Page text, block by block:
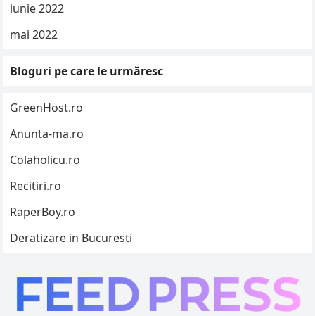
iunie 2022
mai 2022
Bloguri pe care le urmăresc
GreenHost.ro
Anunta-ma.ro
Colaholicu.ro
Recitiri.ro
RaperBoy.ro
Deratizare in Bucuresti